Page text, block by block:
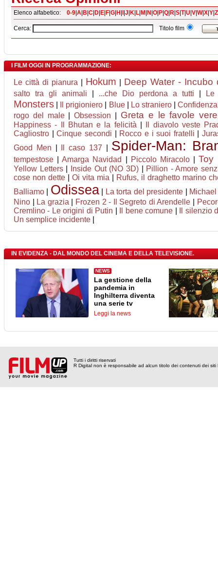
Elenco alfabetico: 0-9 A B C D E F G H J K L M N O P Q R S T|U V W|X Y Z
Cerca: Titolo film
I FILM OGGI IN PROGRAMMAZIONE:
Le città di pianura Hokum Deep Water - Incubo
salto tra gli animali ...che Dio perdona a tutti Le
Monsters Il prigioniero Blue| Lo straniero|Confidenza
rogo del male|Obsession Greta e le favole vere
Happiness - Il Bhutan e la felicità
Il diavolo veste
Cagliostro |Cinque secondi Rocco e i suoi fratelli |
Good Men
Il caso 137 Spider-Man:
tempestose |Amarga Navidad Piccolo Miracolo|Toy
Yellow Letters| Inside Out (NO 3D)|
Pillion - Amore
cose non dette
Oi vita mia
Rufus, il draghetto marino
Balliamo
Odissea| La torta del presidente Michael
Nino
La grazia Frozen 2 - Il Segreto di Arendelle
Cremlino - Le origini di Putin
Il bene comune
Il silenzio
Un semplice incidente
IN EVIDENZA - DAL MONDO DEL CINEMA E DELLA TELEVISIONE.
NEWS
La gestione della
pandemia in
Inghilterra diventa
una serie tv
Leggi la news
Tutti i diritti riservati
R Digital non è responsabile ad alcun titolo dei contenuti dei siti